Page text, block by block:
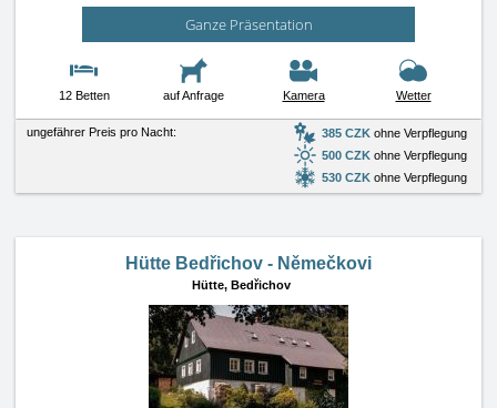
Ganze Präsentation
12 Betten auf Anfrage Kamera Wetter
ungefährer Preis pro Nacht: 385 CZK ohne Verpflegung
500 CZK ohne Verpflegung
530 CZK ohne Verpflegung
Hütte Bedřichov - Němečkovi
Hütte, Bedřichov